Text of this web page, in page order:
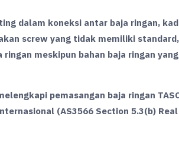
dalam koneksi antar baja ringan,
screw yang tidak memiliki
meskipun bahan baja ringan yang
pemasangan baja ringan
(AS3566 Section 5.3(b)